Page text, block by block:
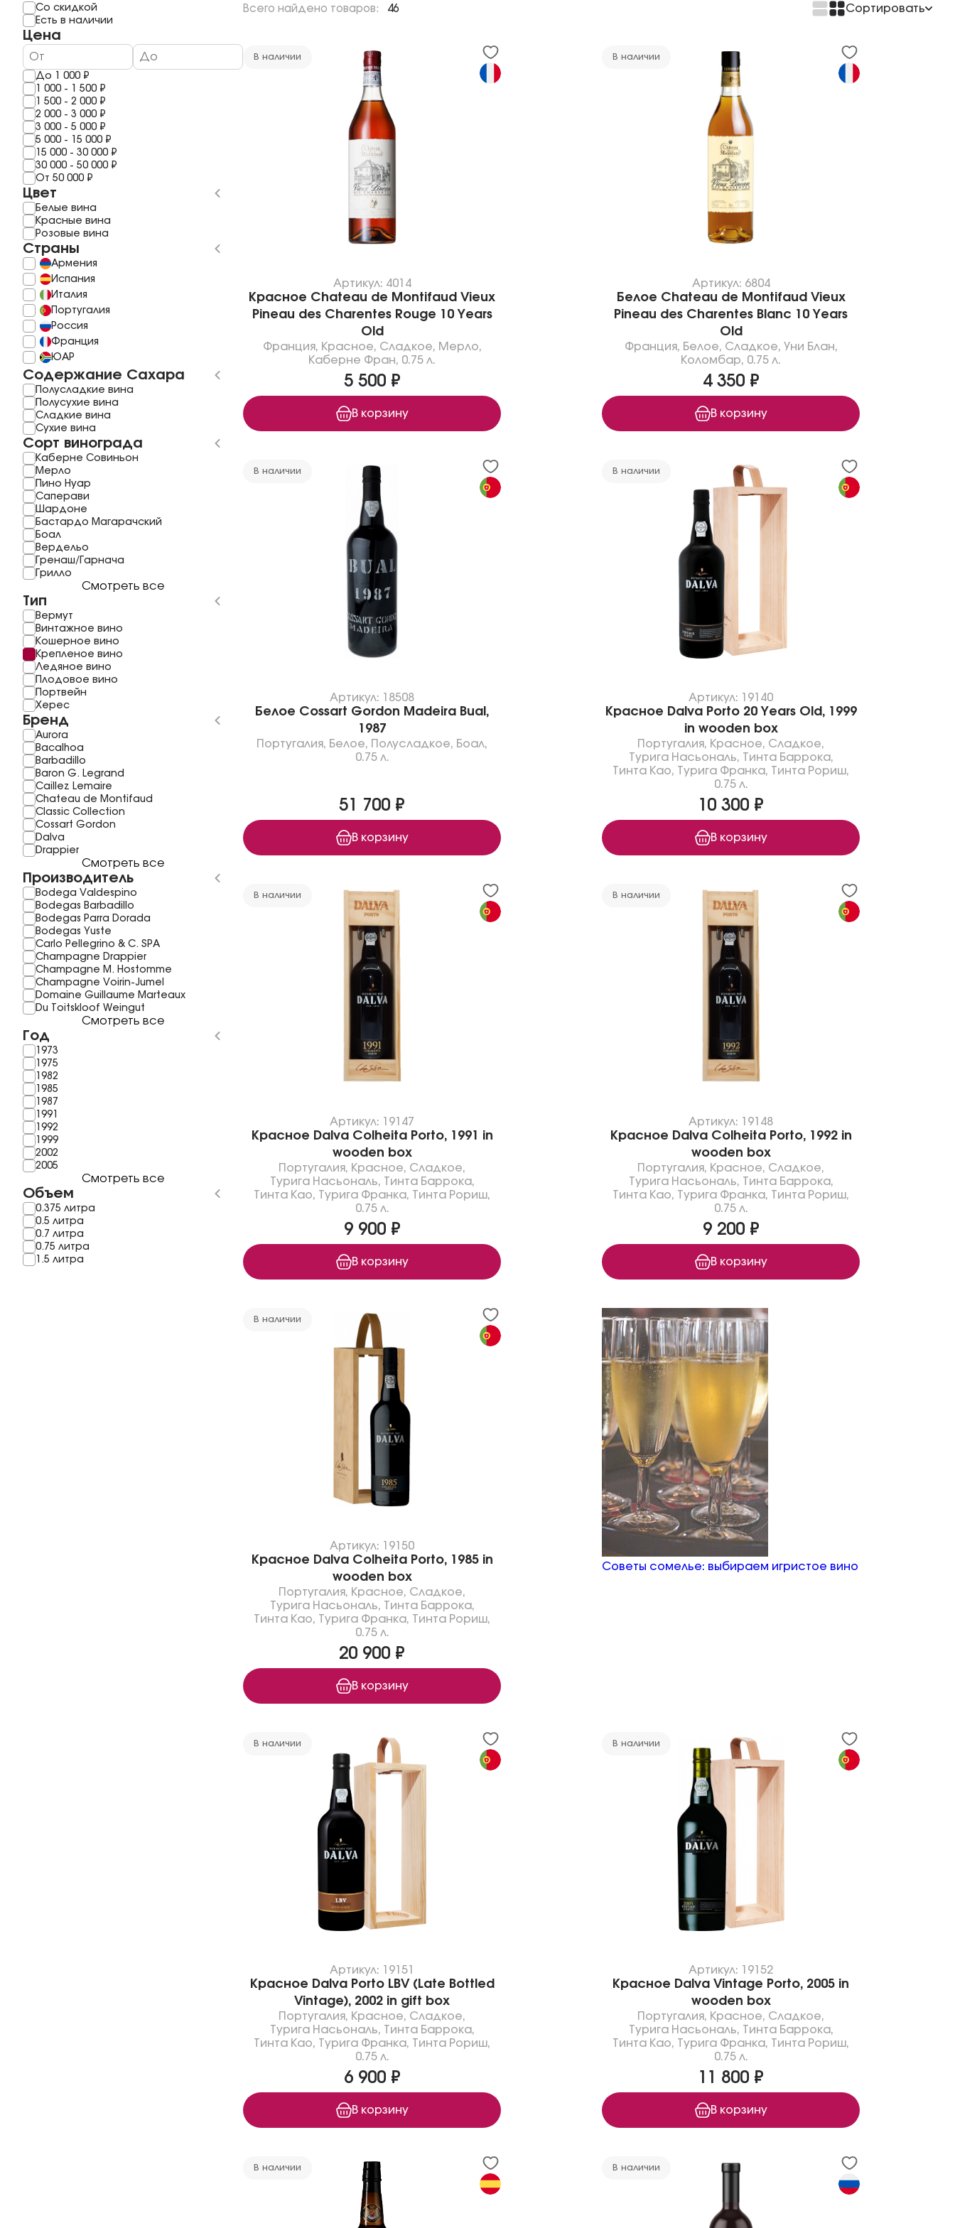
1 год
2 года
3 Года
6 лет
7 Лет
8 лет
10 Лет
11 лет
Смотреть все
Шардоне
Шираз
Рислинг
Пино Гриджио
Саперави
Смотреть все
Мескаль
Саке
Самогон
Со скидкой
Есть в наличии
Цена
До 1 000 ₽
1 000 - 1 500 ₽
1 500 - 2 000 ₽
2 000 - 3 000 ₽
3 000 - 5 000 ₽
5 000 - 15 000 ₽
15 000 - 30 000 ₽
30 000 - 50 000 ₽
От 50 000 ₽
Цвет
Белые вина
Красные вина
Розовые вина
Страны
Армения
Испания
Италия
Португалия
Россия
Франция
ЮАР
Содержание Сахара
Полусладкие вина
Полусухие вина
Сладкие вина
Сухие вина
Сорт винограда
Каберне Совиньон
Мерло
Пино Нуар
Саперави
Шардоне
Бастардо Магарачский
Боал
Вердельо
Гренаш/Гарнача
Грилло
Смотреть все
Тип
Вермут
Винтажное вино
Кошерное вино
Крепленое вино
Ледяное вино
Плодовое вино
Портвейн
Херес
Бренд
Aurora
Bacalhoa
Barbadillo
Baron G. Legrand
Caillez Lemaire
Chateau de Montifaud
Classic Collection
Cossart Gordon
Dalva
Drappier
Смотреть все
Производитель
Bodega Valdespino
Bodegas Barbadillo
Bodegas Parra Dorada
Bodegas Yuste
Carlo Pellegrino & C. SPA
Champagne Drappier
Champagne M. Hostomme
Champagne Voirin-Jumel
Domaine Guillaume Marteaux
Du Toitskloof Weingut
Смотреть все
Год
1973
1975
1982
1985
1987
1991
1992
1999
2002
2005
Смотреть все
Объем
0.375 литра
0.5 литра
0.7 литра
0.75 литра
1.5 литра
Всего найдено товаров: 46 Сортировать
В наличии
Артикул: 4014
Красное Chateau de Montifaud Vieux
Pineau des Charentes Rouge 10 Years
Old
Франция, Красное, Сладкое, Мерло,
Каберне Фран, 0.75 л.
5 500 ₽
В корзину
В наличии
Артикул: 6804
Белое Chateau de Montifaud Vieux
Pineau des Charentes Blanc 10 Years
Old
Франция, Белое, Сладкое, Уни Блан,
Коломбар, 0.75 л.
4 350 ₽
В корзину
В наличии
Артикул: 18508
Белое Cossart Gordon Madeira Bual,
1987
Португалия, Белое, Полусладкое, Боал,
0.75 л.
51 700 ₽
В корзину
В наличии
Артикул: 19140
Красное Dalva Porto 20 Years Old, 1999
in wooden box
Португалия, Красное, Сладкое,
Турига Насьональ, Тинта Баррока,
Тинта Као, Турига Франка, Тинта Рориш,
0.75 л.
10 300 ₽
В корзину
В наличии
Артикул: 19147
Красное Dalva Colheita Porto, 1991 in
wooden box
Португалия, Красное, Сладкое,
Турига Насьональ, Тинта Баррока,
Тинта Као, Турига Франка, Тинта Рориш,
0.75 л.
9 900 ₽
В корзину
В наличии
Артикул: 19148
Красное Dalva Colheita Porto, 1992 in
wooden box
Португалия, Красное, Сладкое,
Турига Насьональ, Тинта Баррока,
Тинта Као, Турига Франка, Тинта Рориш,
0.75 л.
9 200 ₽
В корзину
В наличии
Артикул: 19150
Красное Dalva Colheita Porto, 1985 in
wooden box
Португалия, Красное, Сладкое,
Турига Насьональ, Тинта Баррока,
Тинта Као, Турига Франка, Тинта Рориш,
0.75 л.
20 900 ₽
В корзину
Советы сомелье: выбираем игристое вино
В наличии
Артикул: 19151
Красное Dalva Porto LBV (Late Bottled
Vintage), 2002 in gift box
Португалия, Красное, Сладкое,
Турига Насьональ, Тинта Баррока,
Тинта Као, Турига Франка, Тинта Рориш,
0.75 л.
6 900 ₽
В корзину
В наличии
Артикул: 19152
Красное Dalva Vintage Porto, 2005 in
wooden box
Португалия, Красное, Сладкое,
Турига Насьональ, Тинта Баррока,
Тинта Као, Турига Франка, Тинта Рориш,
0.75 л.
11 800 ₽
В корзину
В наличии В наличии